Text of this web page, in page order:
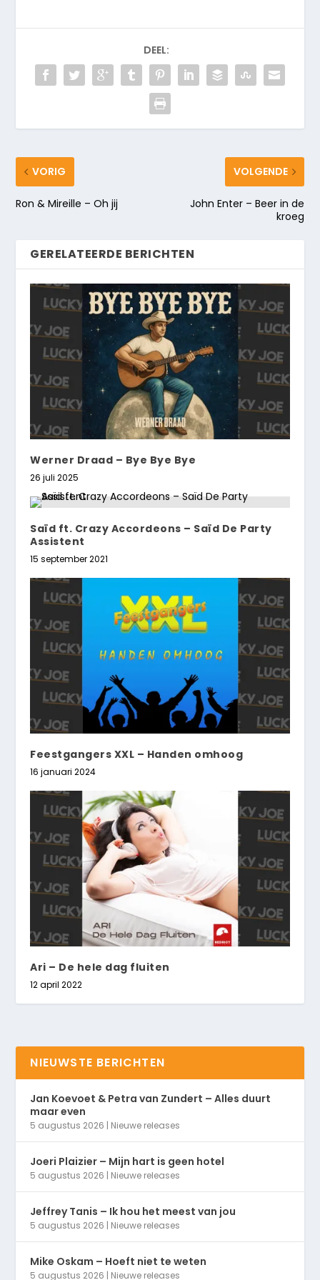
DEEL:
VORIG
Ron & Mireille – Oh jij
VOLGENDE
John Enter – Beer in de
kroeg
GERELATEERDE BERICHTEN
Werner Draad – Bye Bye Bye
26 juli 2025
Saïd ft. Crazy Accordeons – Saïd De Party
Assistent
15 september 2021
Feestgangers XXL – Handen omhoog
16 januari 2024
Ari – De hele dag fluiten
12 april 2022
NIEUWSTE BERICHTEN
Jan Koevoet & Petra van Zundert – Alles duurt
maar even
5 augustus 2026 | Nieuwe releases
Joeri Plaizier – Mijn hart is geen hotel
5 augustus 2026 | Nieuwe releases
Jeffrey Tanis – Ik hou het meest van jou
5 augustus 2026 | Nieuwe releases
Mike Oskam – Hoeft niet te weten
5 augustus 2026 | Nieuwe releases